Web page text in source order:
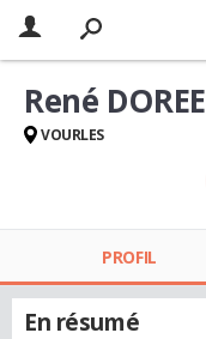
René DOREE
VOURLES
PROFIL
En résumé